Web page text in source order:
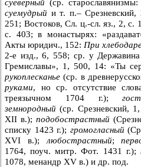
суеверный (ср. старославянизмы:
суемудрый и т. п.–
251; Востоков, Сл. ц.-сл. яз., 2, с.
с. 403; в монастырях:
Акты юридич., 152: При
2-е изд., 6, 558; ср. у
Гремиславы», 1, 500, 14: «Ты
рукоплесканье (ср. в
руками, но ср. отсутствие
треязычном 1704 г.);
земнородный (ср. Срезневский,
XII в.); подобострастный
списку 1423 г.); громогласный
XVI в.); любострастный;
1764, поуч. митр. Фот. 1431 г.);
1078, менандр XV в.) и др. под.